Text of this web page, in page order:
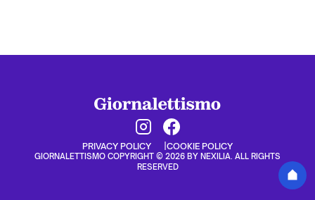
PRIVACY POLICY COOKIE POLICY
GIORNALETTISMO COPYRIGHT © 2026 BY NEXILIA. ALL RIGHTS
RESERVED